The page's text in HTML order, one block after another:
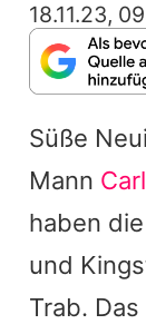
18.11.23,
Süße
Mann
haben
und
Trab.